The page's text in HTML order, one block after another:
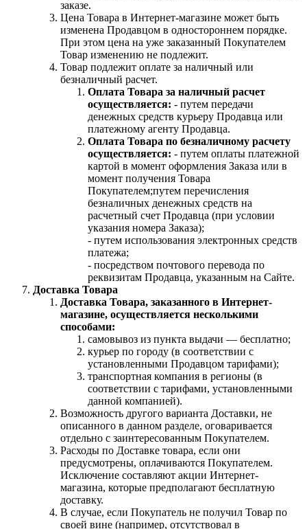
заказе.
Цена Товара в Интернет-магазине может быть
изменена Продавцом в одностороннем порядке.
При этом цена на уже заказанный Покупателем
Товар изменению не подлежит.
Товар подлежит оплате за наличный или
безналичный расчет.
Оплата Товара за наличный расчет
осуществляется: - путем передачи
денежных средств курьеру Продавца или
платежному агенту Продавца.
Оплата Товара по безналичному расчету
осуществляется: - путем оплаты платежной
картой в момент оформления Заказа или в
момент получения Товара
Покупателем;путем перечисления
безналичных денежных средств на
расчетный счет Продавца (при условии
указания номера Заказа);
- путем использования электронных средств
платежа;
- посредством почтового перевода по
реквизитам Продавца, указанным на Сайте.
Доставка Товара
Доставка Товара, заказанного в Интернет-
магазине, осуществляется несколькими
способами:
самовывоз из пункта выдачи — бесплатно;
курьер по городу (в соответствии с
установленными Продавцом тарифами);
транспортная компания в регионы (в
соответствии с тарифами, установленными
данной компанией).
Возможность другого варианта Доставки, не
описанного в данном разделе, оговаривается
отдельно с заинтересованным Покупателем.
Расходы по Доставке товара, если они
предусмотрены, оплачиваются Покупателем.
Исключение составляют акции Интернет-
магазина, которые предполагают бесплатную
доставку.
В случае, если Покупатель не получил Товар по
своей вине (например, отсутствовал в